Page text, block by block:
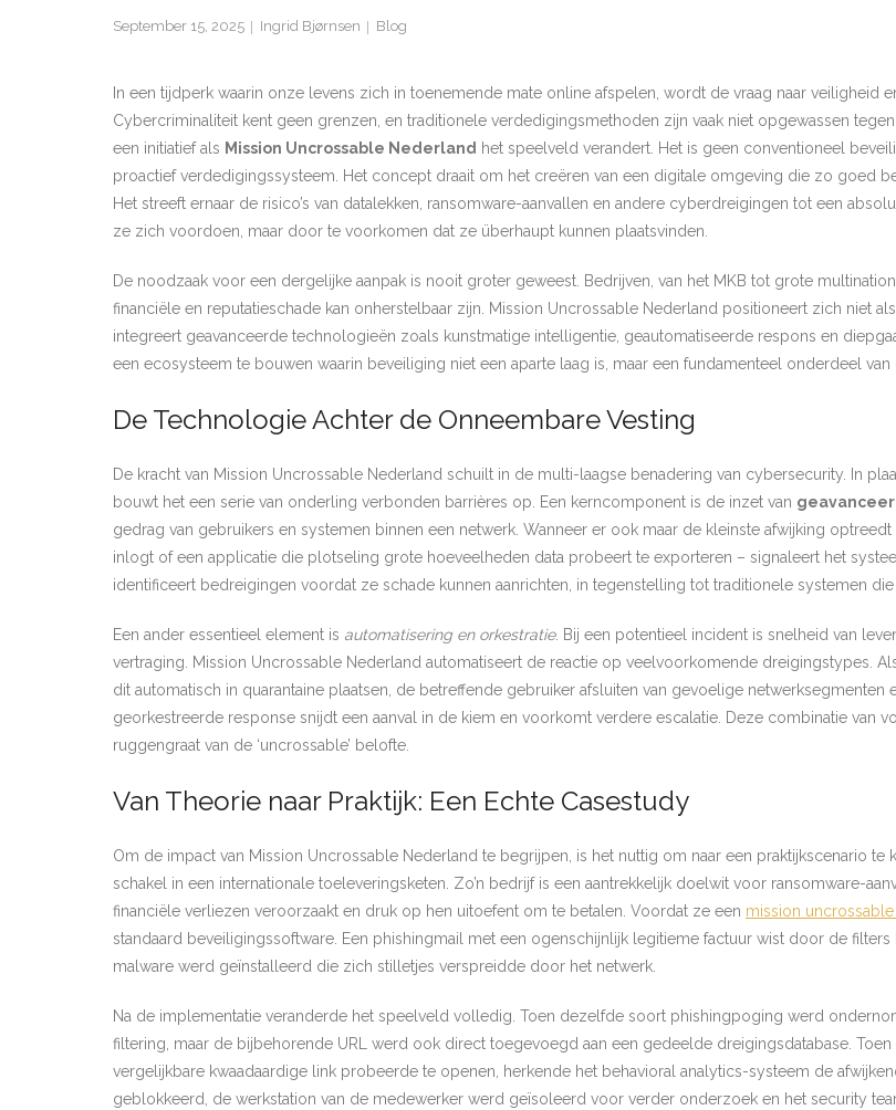
September 15, 2025 Ingrid Bjørnsen Blog
In een tijdperk waarin onze levens zich in toenemende mate online afspelen, wordt de vraag naar veiligheid
Cybercriminaliteit kent geen grenzen, en traditionele verdedigingsmethoden zijn vaak niet opgewassen
een initiatief als Mission Uncrossable Nederland het speelveld verandert. Het is geen conventioneel
proactief verdedigingssysteem. Het concept draait om het creëren van een digitale omgeving die zo goed
Het streeft ernaar de risico’s van datalekken, ransomware-aanvallen en andere cyberdreigingen tot een
ze zich voordoen, maar door te voorkomen dat ze überhaupt kunnen plaatsvinden.
De noodzaak voor een dergelijke aanpak is nooit groter geweest. Bedrijven, van het MKB tot grote
financiële en reputatieschade kan onherstelbaar zijn. Mission Uncrossable Nederland positioneert zich niet
integreert geavanceerde technologieën zoals kunstmatige intelligentie, geautomatiseerde respons en
een ecosysteem te bouwen waarin beveiliging niet een aparte laag is, maar een fundamenteel onderdeel
De Technologie Achter de Onneembare Vesting
De kracht van Mission Uncrossable Nederland schuilt in de multi-laagse benadering van cybersecurity. In
bouwt het een serie van onderling verbonden barrières op. Een kerncomponent is de inzet van
gedrag van gebruikers en systemen binnen een netwerk. Wanneer er ook maar de kleinste afwijking
inlogt of een applicatie die plotseling grote hoeveelheden data probeert te exporteren – signaleert het
identificeert bedreigingen voordat ze schade kunnen aanrichten, in tegenstelling tot traditionele systemen die
Een ander essentieel element is automatisering en orkestratie. Bij een potentieel incident is snelheid van
vertraging. Mission Uncrossable Nederland automatiseert de reactie op veelvoorkomende dreigingstypes.
dit automatisch in quarantaine plaatsen, de betreffende gebruiker afsluiten van gevoelige
georkestreerde response snijdt een aanval in de kiem en voorkomt verdere escalatie. Deze combinatie van
ruggengraat van de ‘uncrossable’ belofte.
Van Theorie naar Praktijk: Een Echte Casestudy
Om de impact van Mission Uncrossable Nederland te begrijpen, is het nuttig om naar een praktijkscenario
schakel in een internationale toeleveringsketen. Zo’n bedrijf is een aantrekkelijk doelwit voor ransomware-
financiële verliezen veroorzaakt en druk op hen uitoefent om te betalen. Voordat ze een mission
standaard beveiligingssoftware. Een phishingmail met een ogenschijnlijk legitieme factuur wist door de
malware werd geïnstalleerd die zich stilletjes verspreidde door het netwerk.
Na de implementatie veranderde het speelveld volledig. Toen dezelfde soort phishingpoging werd
filtering, maar de bijbehorende URL werd ook direct toegevoegd aan een gedeelde dreigingsdatabase.
vergelijkbare kwaadaardige link probeerde te openen, herkende het behavioral analytics-systeem de
geblokkeerd, de werkstation van de medewerker werd geïsoleerd voor verder onderzoek en het security